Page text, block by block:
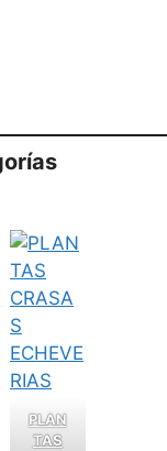
PLAN
TAS